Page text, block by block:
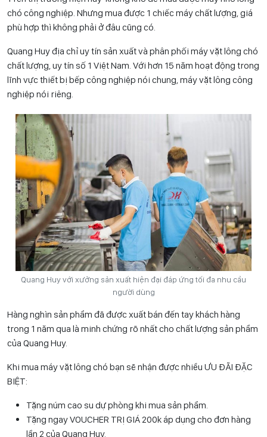
chó công nghiệp. Nhưng mua được 1 chiếc máy chất lượng, giá
phù hợp thì không phải ở đâu cũng có.
Quang Huy địa chỉ uy tín sản xuất và phân phối máy vặt lông chó
chất lượng, uy tín số 1 Việt Nam. Với hơn 15 năm hoạt động trong
lĩnh vực thiết bị bếp công nghiệp nói chung, máy vặt lông công
nghiệp nói riêng.
Quang Huy với xưởng sản xuất hiện đại đáp ứng tối đa nhu cầu
người dùng
Hàng nghìn sản phẩm đã được xuất bán đến tay khách hàng
trong 1 năm qua là minh chứng rõ nhất cho chất lượng sản phẩm
của Quang Huy.
Khi mua máy vặt lông chó bạn sẽ nhận được nhiều ƯU ĐÃI ĐẶC
BIỆT:
Tặng núm cao su dự phòng khi mua sản phẩm.
Tặng ngay VOUCHER TRỊ GIÁ 200k áp dụng cho đơn hàng
lần 2 của Quang Huy.